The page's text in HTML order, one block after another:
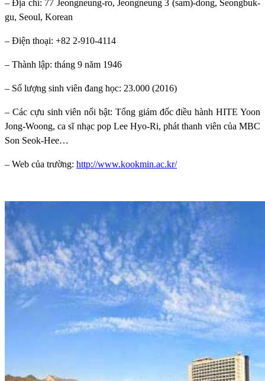
– Địa chỉ: 77 Jeongneung-ro, Jeongneung 3 (sam)-dong, Seongbuk-
gu, Seoul, Korean
– Điện thoại: +82 2-910-4114
– Thành lập: tháng 9 năm 1946
– Số lượng sinh viên đang học: 23.000 (2016)
– Các cựu sinh viên nổi bật: Tổng giám đốc điều hành HITE Yoon
Jong-Woong, ca sĩ nhạc pop Lee Hyo-Ri, phát thanh viên của MBC
Son Seok-Hee…
– Web của trường: http://www.kookmin.ac.kr/